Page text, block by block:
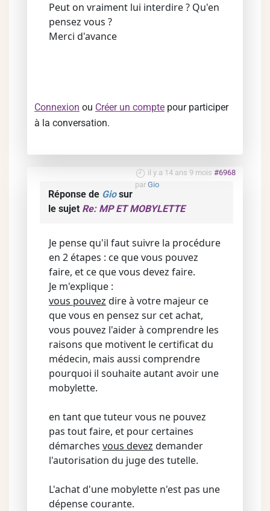
Peut on vraiment lui interdire ? Qu'en
pensez vous ?
Merci d'avance
Connexion ou Créer un compte pour participer
à la conversation.
il y a 14 ans 9 mois #6968
par Gio
Réponse de Giosur
le sujet Re: MP ET MOBYLETTE
Je pense qu'il faut suivre la procédure
en 2 étapes : ce que vous pouvez
faire, et ce que vous devez faire.
Je m'explique :
vous pouvez dire à votre majeur ce
que vous en pensez sur cet achat,
vous pouvez l'aider à comprendre les
raisons que motivent le certificat du
médecin, mais aussi comprendre
pourquoi il souhaite autant avoir une
mobylette.
en tant que tuteur vous ne pouvez
pas tout faire, et pour certaines
démarches vous devez demander
l'autorisation du juge des tutelle.
L'achat d'une mobylette n'est pas une
dépense courante.